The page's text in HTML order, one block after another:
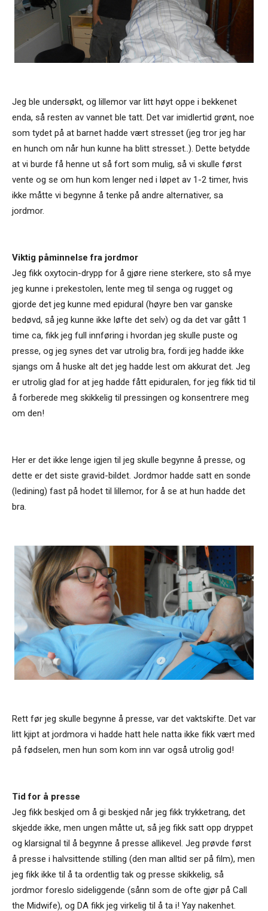
Jeg ble undersøkt, og lillemor var litt høyt oppe i bekkenet
enda, så resten av vannet ble tatt. Det var imidlertid grønt, noe
som tydet på at barnet hadde vært stresset (jeg tror jeg har
en hunch om når hun kunne ha blitt stresset..). Dette betydde
at vi burde få henne ut så fort som mulig, så vi skulle først
vente og se om hun kom lenger ned i løpet av 1-2 timer, hvis
ikke måtte vi begynne å tenke på andre alternativer, sa
jordmor.
Viktig påminnelse fra jordmor
Jeg fikk oxytocin-drypp for å gjøre riene sterkere, sto så mye
jeg kunne i prekestolen, lente meg til senga og rugget og
gjorde det jeg kunne med epidural (høyre ben var ganske
bedøvd, så jeg kunne ikke løfte det selv) og da det var gått 1
time ca, fikk jeg full innføring i hvordan jeg skulle puste og
presse, og jeg synes det var utrolig bra, fordi jeg hadde ikke
sjangs om å huske alt det jeg hadde lest om akkurat det. Jeg
er utrolig glad for at jeg hadde fått epiduralen, for jeg fikk tid til
å forberede meg skikkelig til pressingen og konsentrere meg
om den!
Her er det ikke lenge igjen til jeg skulle begynne å presse, og
dette er det siste gravid-bildet. Jordmor hadde satt en sonde
(ledining) fast på hodet til lillemor, for å se at hun hadde det
bra.
Rett før jeg skulle begynne å presse, var det vaktskifte. Det var
litt kjipt at jordmora vi hadde hatt hele natta ikke fikk vært med
på fødselen, men hun som kom inn var også utrolig god!
Tid for å presse
Jeg fikk beskjed om å gi beskjed når jeg fikk trykketrang, det
skjedde ikke, men ungen måtte ut, så jeg fikk satt opp dryppet
og klarsignal til å begynne å presse allikevel. Jeg prøvde først
å presse i halvsittende stilling (den man alltid ser på film), men
jeg fikk ikke til å ta ordentlig tak og presse skikkelig, så
jordmor foreslo sideliggende (sånn som de ofte gjør på Call
the Midwife), og DA fikk jeg virkelig til å ta i! Yay nakenhet.